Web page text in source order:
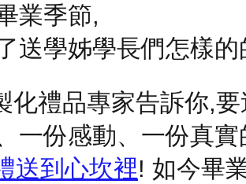
業季節,
送學姊學長們怎樣
禮品專家告訴你,要
一份感動、一份真
送到心坎裡! 如今畢